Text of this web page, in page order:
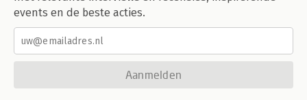
events en de beste acties.
Aanmelden